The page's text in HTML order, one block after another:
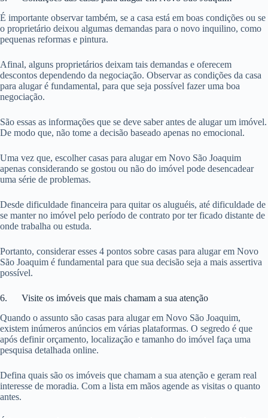
É importante observar também, se a casa está em boas condições ou se
o proprietário deixou algumas demandas para o novo inquilino, como
pequenas reformas e pintura.
Afinal, alguns proprietários deixam tais demandas e oferecem
descontos dependendo da negociação. Observar as condições da casa
para alugar é fundamental, para que seja possível fazer uma boa
negociação.
São essas as informações que se deve saber antes de alugar um imóvel.
De modo que, não tome a decisão baseado apenas no emocional.
Uma vez que, escolher casas para alugar em Novo São Joaquim
apenas considerando se gostou ou não do imóvel pode desencadear
uma série de problemas.
Desde dificuldade financeira para quitar os aluguéis, até dificuldade de
se manter no imóvel pelo período de contrato por ter ficado distante de
onde trabalha ou estuda.
Portanto, considerar esses 4 pontos sobre casas para alugar em Novo
São Joaquim é fundamental para que sua decisão seja a mais assertiva
possível.
6. Visite os imóveis que mais chamam a sua atenção
Quando o assunto são casas para alugar em Novo São Joaquim,
existem inúmeros anúncios em várias plataformas. O segredo é que
após definir orçamento, localização e tamanho do imóvel faça uma
pesquisa detalhada online.
Defina quais são os imóveis que chamam a sua atenção e geram real
interesse de moradia. Com a lista em mãos agende as visitas o quanto
antes.